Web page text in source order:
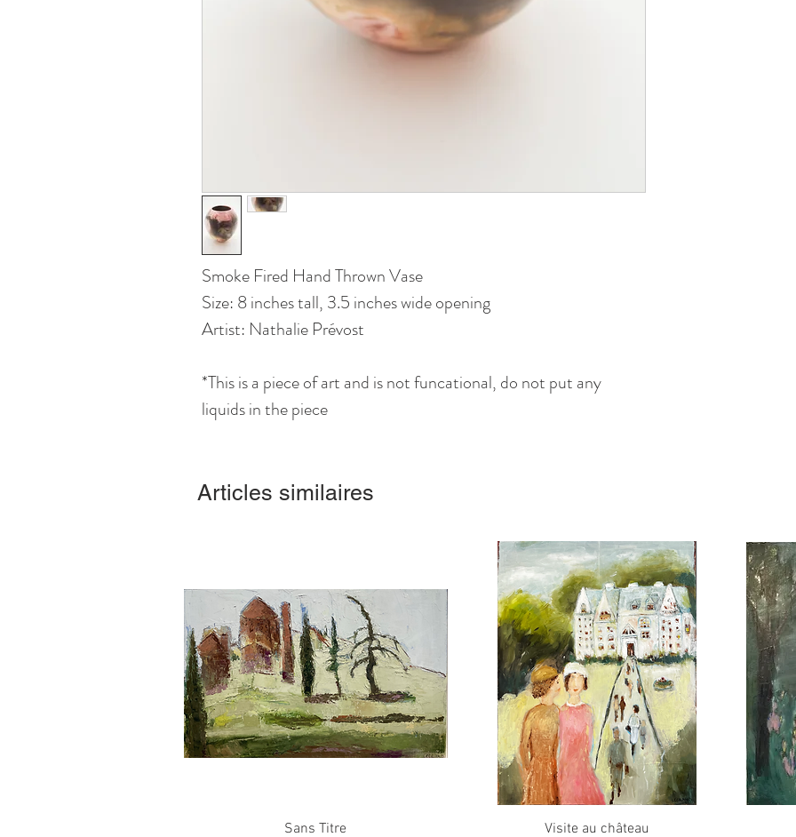
Smoke Fired Hand Thrown Vase
Size: 8 inches tall, 3.5 inches wide opening
Artist: Nathalie Prévost
*This is a piece of art and is not funcational, do not put any
liquids in the piece
Articles similaires
Aperçu rapide
Sans Titre Aperçu rapide
Visite au château